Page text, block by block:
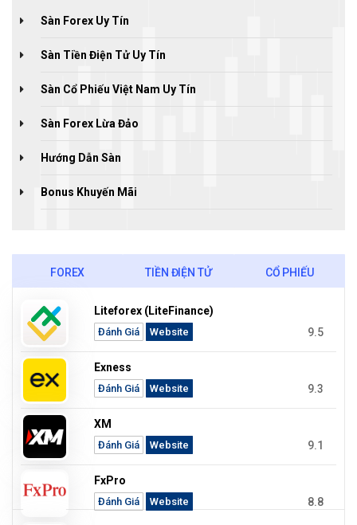
Sàn Forex Uy Tín
Sàn Tiền Điện Tử Uy Tín
Sàn Cổ Phiếu Việt Nam Uy Tín
Sàn Forex Lừa Đảo
Hướng Dẫn Sàn
Bonus Khuyến Mãi
FOREX TIỀN ĐIỆN TỬ CỔ PHIẾU
Liteforex (LiteFinance)
Đánh Giá Website 9.5
Exness
Đánh Giá Website 9.3
XM
Đánh Giá Website 9.1
FxPro
Đánh Giá Website 8.8